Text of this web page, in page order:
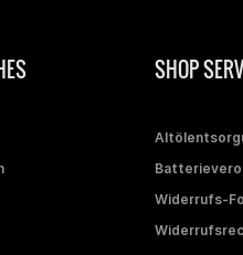
SHOP
Widerrufs-